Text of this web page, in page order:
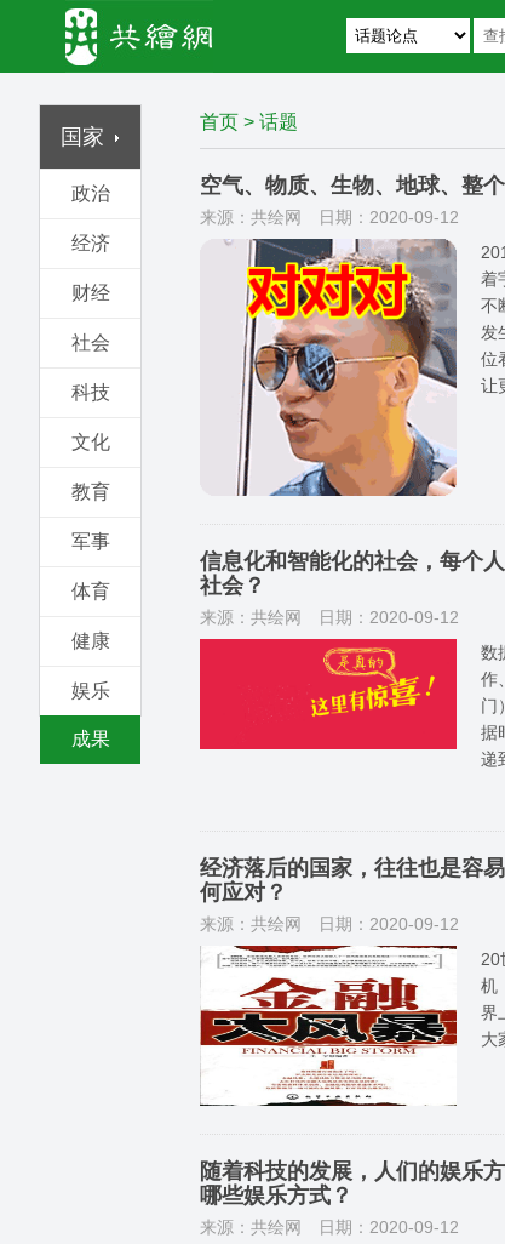
国家
政治
经济
财经
社会
科技
文化
教育
军事
体育
健康
娱乐
成果
首页 >话题
空气、物质、生物、地球、整
来源：共绘网
日期：2020-09-12
着
不
发
位
让
信息化和智能化的社会，每个
社会？
来源：共绘网
日期：2020-09-12
数
作
门
据
递
经济落后的国家，往往也是容
何应对？
来源：共绘网
日期：2020-09-12
20
机
界
大
随着科技的发展，人们的娱乐
哪些娱乐方式？
来源：共绘网
日期：2020-09-12